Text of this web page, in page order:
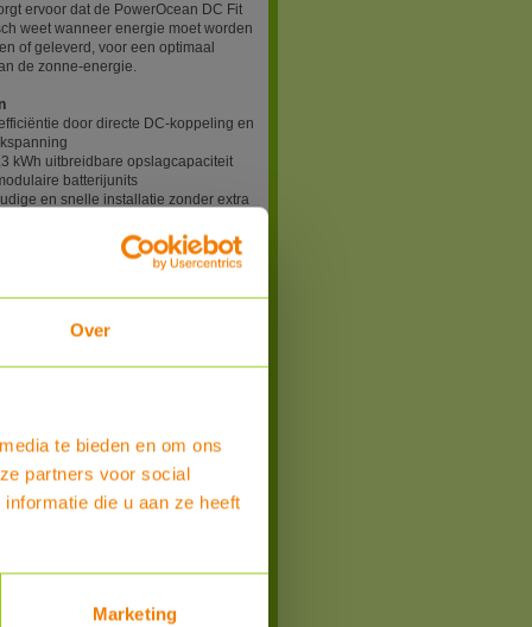
Over
te bieden en om ons
partners voor social
die u aan ze heeft
Marketing
ervoor dat de PowerOcean DC Fit
weet wanneer energie moet worden
of geleverd, voor een optimaal
de zonne-energie.
door directe DC-koppeling en
kWh uitbreidbare opslagcapaciteit
batterijunits
en snelle installatie zonder extra
voor zowel 1 als 3 fasen PV
energieregeling via
energiemeter in de meterkast
BMS-beveiliging
zoals Solis, SMA, Growatt,
en uitbreiding
is eventueel uit te breiden met
van een boiler of buffervat